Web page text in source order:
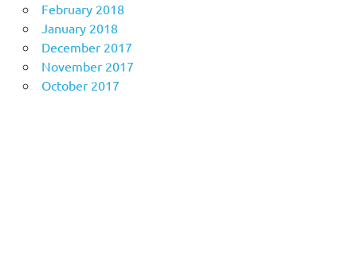
February 2018
January 2018
December 2017
November 2017
October 2017